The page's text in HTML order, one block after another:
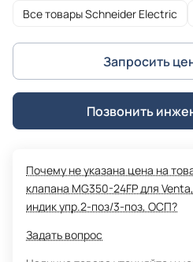
Все товары Schneider Electric
Запросить
Позвонить
Почему не указана цена на
клапана MG350-24FP для
индик упр.2-поз/3-поз, ОСП?
Задать вопрос